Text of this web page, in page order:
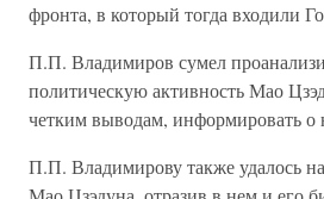
фронта, в который тогда входили
П.П. Владимиров сумел
политическую активность Мао
четким выводам, информировать
П.П. Владимирову также удалось